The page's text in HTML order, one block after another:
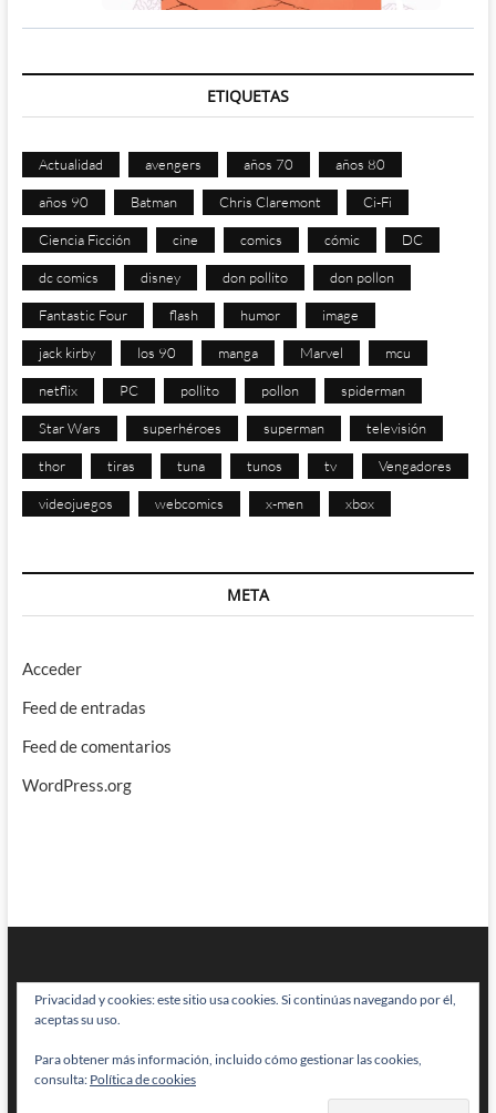
ETIQUETAS
Actualidad avengers años 70 años 80
años 90 Batman Chris Claremont Ci-Fi
Ciencia Ficción cine comics cómic DC
dc comics disney don pollito don pollon
Fantastic Four flash humor image
jack kirby los 90 manga Marvel mcu
netflix PC pollito pollon spiderman
Star Wars superhéroes superman televisión
thor tiras tuna tunos tv Vengadores
videojuegos webcomics x-men xbox
META
Acceder
Feed de entradas
Feed de comentarios
WordPress.org
BRAINSTOMPING| Diseñado por:Theme Freesia|WordPress| © Todos
los derechos reservados
Privacidad y cookies: este sitio usa cookies. Si continúas navegando por él,
aceptas su uso.
Para obtener más información, incluido cómo gestionar las cookies,
consulta: Política de cookies